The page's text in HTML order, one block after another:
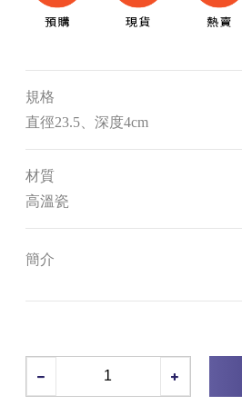
規格
直徑23.5、深度4cm
材質
高溫瓷
簡介